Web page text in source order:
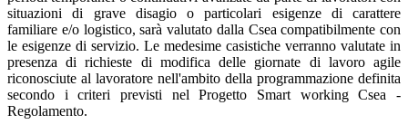
situazioni di grave disagio o particolari esigenze di carattere
familiare e/o logistico, sarà valutato dalla Csea compatibilmente con
le esigenze di servizio. Le medesime casistiche verranno valutate in
presenza di richieste di modifica delle giornate di lavoro agile
riconosciute al lavoratore nell'ambito della programmazione definita
secondo i criteri previsti nel Progetto Smart working Csea -
Regolamento.